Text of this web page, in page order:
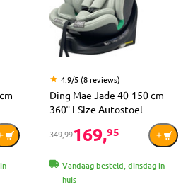
4.9/5 (8 reviews)
Ding Mae Jade 40-150 cm
360° i-Size Autostoel
349,99169,95
Vandaag besteld, dinsdag in
huis